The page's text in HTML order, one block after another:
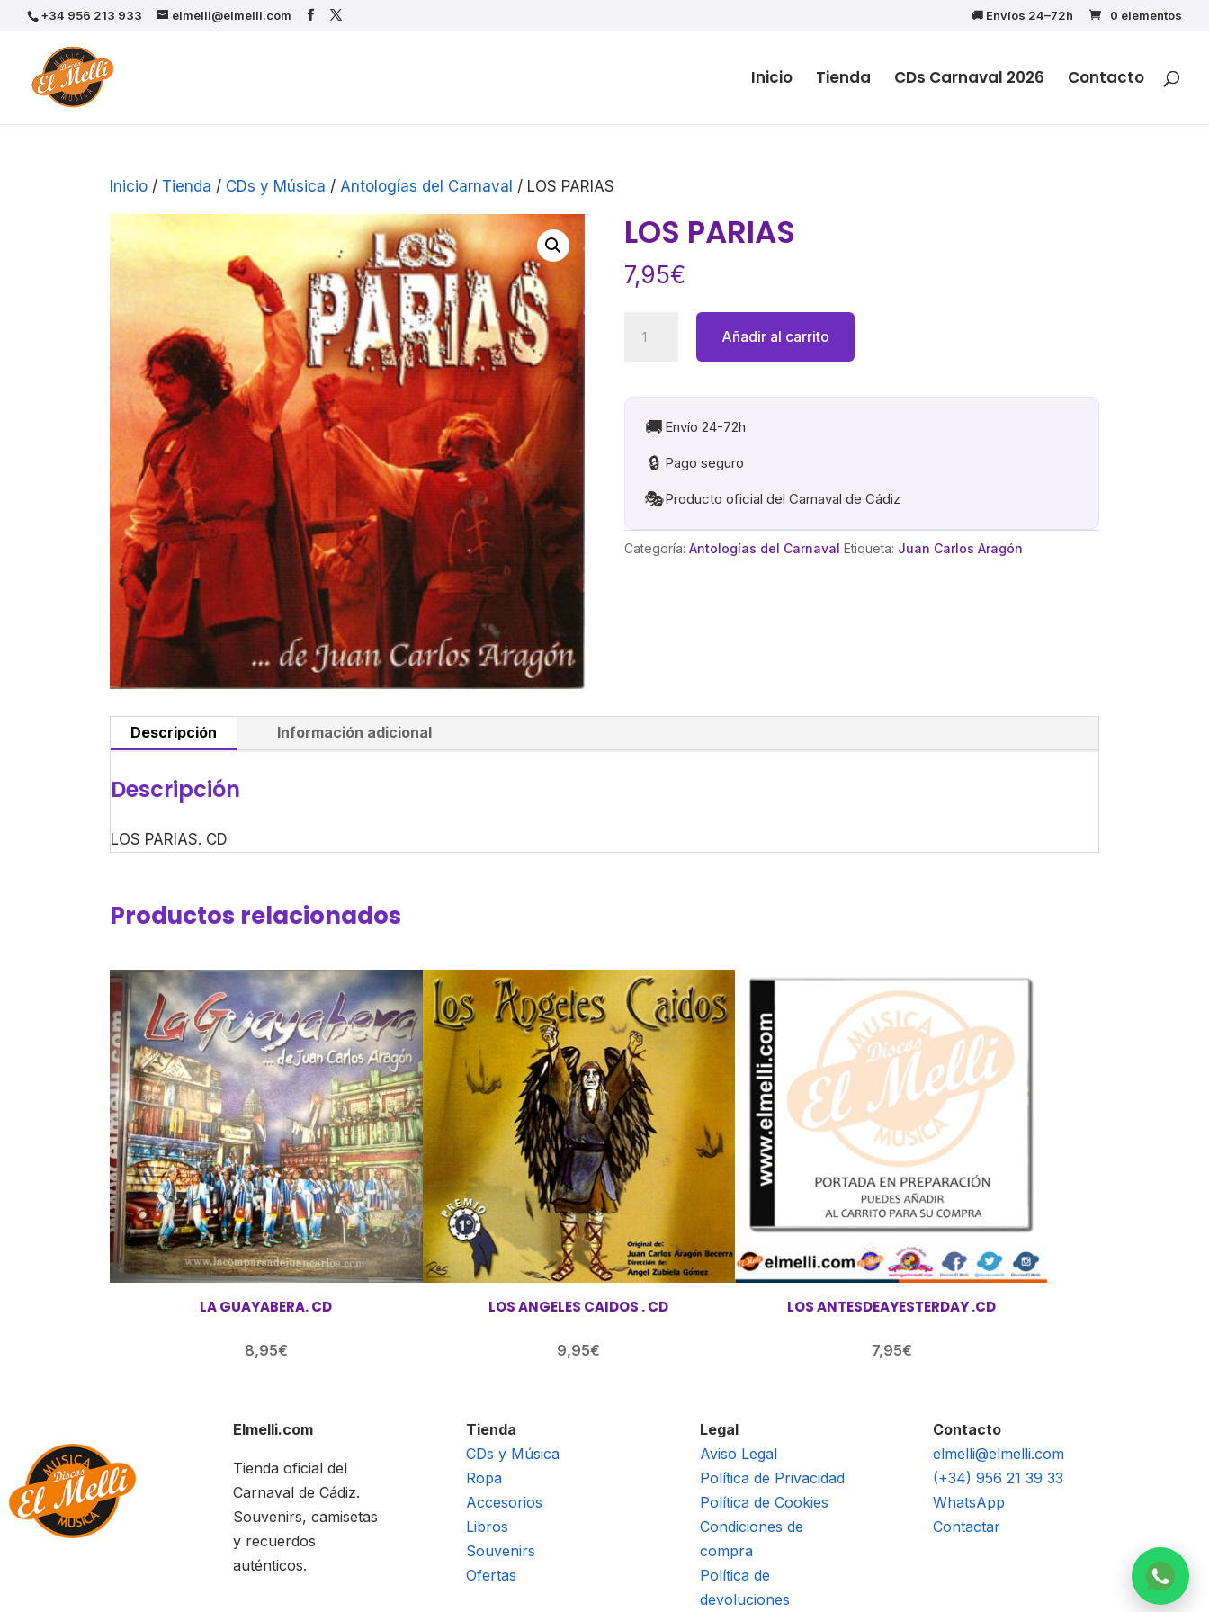
+34 956 213 933 elmelli@elmelli.com 🚚 Envíos 24–72h 0 elementos
Inicio Tienda CDs Carnaval 2026 Contacto
Inicio / Tienda / CDs y Música / Antologías del Carnaval / LOS PARIAS
LOS PARIAS
7,95€
PARIAS
Añadir al carrito
🚚 Envío 24-72h
🔒 Pago seguro
🎭Producto oficial del Carnaval de Cádiz
Categoría: Antologías del Carnaval Etiqueta: Juan Carlos Aragón
Descripción Información adicional
Descripción
LOS PARIAS. CD
Productos relacionados
LA GUAYABERA. CD
8,95€
LOS ANGELES CAIDOS . CD
9,95€
LOS ANTESDEAYESTERDAY .CD
7,95€
Elmelli.com
Tienda oficial del
Carnaval de Cádiz.
Souvenirs, camisetas
y recuerdos
auténticos.
Tienda
CDs y Música
Ropa
Accesorios
Libros
Souvenirs
Ofertas
Legal
Aviso Legal
Política de Privacidad
Política de Cookies
Condiciones de
compra
Política de
devoluciones
Contacto
elmelli@elmelli.com
(+34) 956 21 39 33
WhatsApp
Contactar